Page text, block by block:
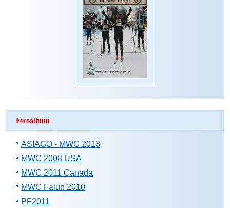
Fotoalbum
ASIAGO - MWC 2013
MWC 2008 USA
MWC 2011 Canada
MWC Falun 2010
PF2011